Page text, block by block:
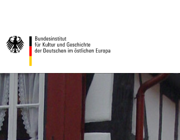
Zurück zur Startseite